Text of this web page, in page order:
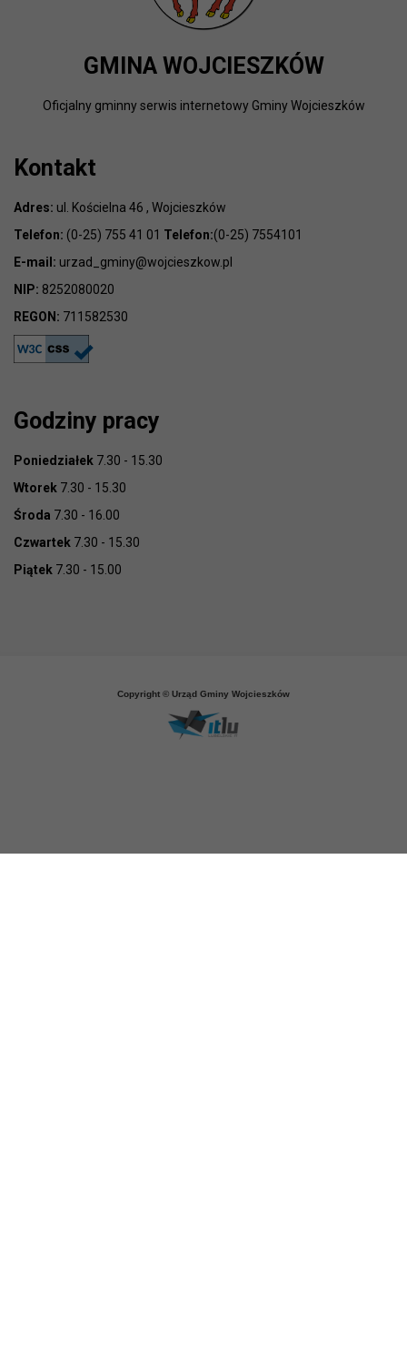
GMINA WOJCIESZKÓW
Oficjalny gminny serwis internetowy Gminy Wojcieszków
Kontakt
Adres: ul. Kościelna 46 , Wojcieszków
Telefon: (0-25) 755 41 01 Telefon:(0-25) 7554101
E-mail: urzad_gminy@wojcieszkow.pl
NIP: 8252080020
REGON: 711582530
Godziny pracy
Poniedziałek 7.30 - 15.30
Wtorek 7.30 - 15.30
Środa 7.30 - 16.00
Czwartek 7.30 - 15.30
Piątek 7.30 - 15.00
Copyright © Urząd Gminy Wojcieszków